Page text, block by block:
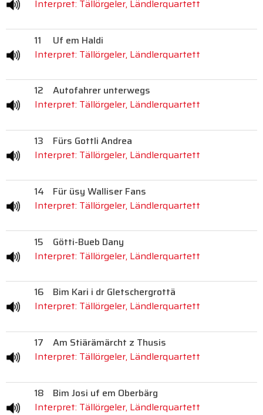
Interpret: Tällörgeler, Ländlerquartett
11
Uf em Haldi
Interpret: Tällörgeler, Ländlerquartett
12
Autofahrer unterwegs
Interpret: Tällörgeler, Ländlerquartett
13
Fürs Gottli Andrea
Interpret: Tällörgeler, Ländlerquartett
14
Für üsy Walliser Fans
Interpret: Tällörgeler, Ländlerquartett
15
Götti-Bueb Dany
Interpret: Tällörgeler, Ländlerquartett
16
Bim Kari i dr Gletschergrottä
Interpret: Tällörgeler, Ländlerquartett
17
Am Stiärämärcht z Thusis
Interpret: Tällörgeler, Ländlerquartett
18
Bim Josi uf em Oberbärg
Interpret: Tällörgeler, Ländlerquartett